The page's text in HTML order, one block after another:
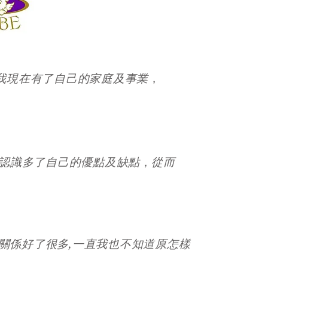
現在有了自己的家庭及事業，
識多了自己的優點及缺點， 從而
係好了很多,一直我也不知道原怎樣